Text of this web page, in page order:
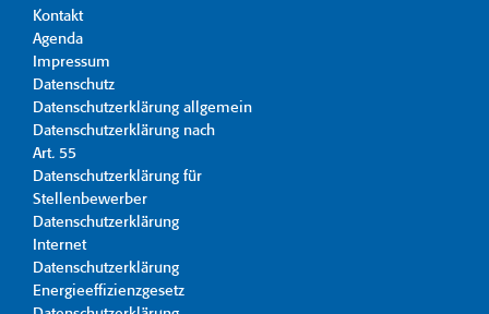
Kontakt
Agenda
Impressum
Datenschutz
Datenschutzerklärung allgemein
Datenschutzerklärung nach
Art. 55
Datenschutzerklärung für
Stellenbewerber
Datenschutzerklärung
Internet
Datenschutzerklärung
Energieeffizienzgesetz